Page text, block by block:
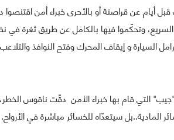
أيام عن قراصنة أو بالأحرى خبراء أمن اقتنصوا
السيارة و إيقاف المحرك وفتح النوافذ
التي قام بها خبراء الأمن دقّت ناقوس
المادية..بل سيتعدّاه للخسائر مباشرة في الأرواح.